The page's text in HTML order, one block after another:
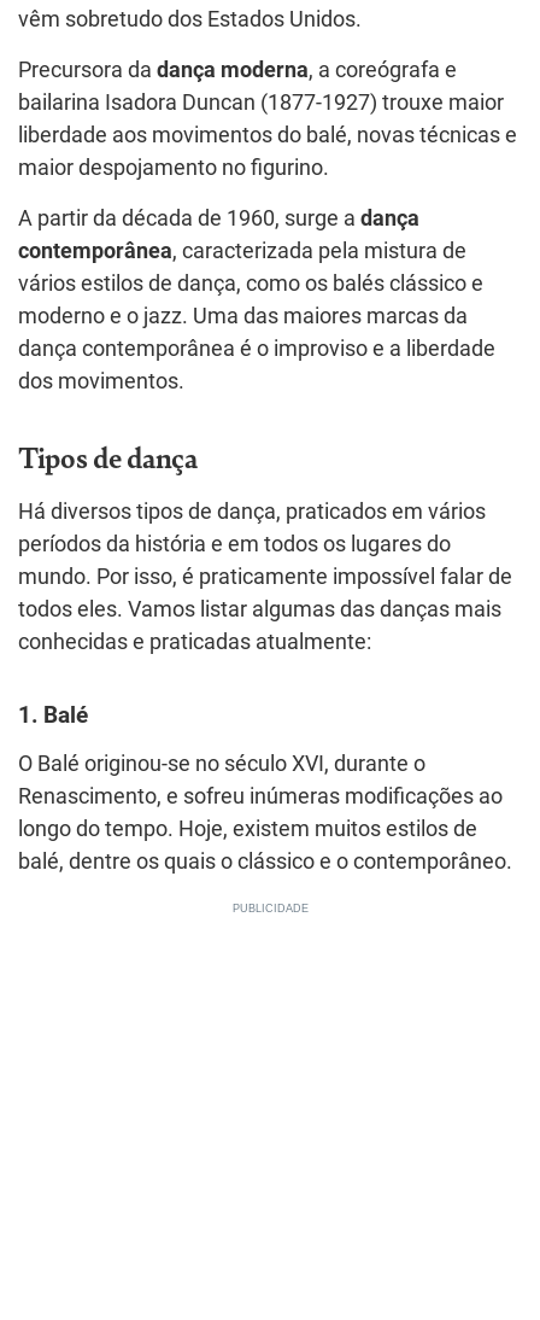
vêm sobretudo dos Estados Unidos.
Precursora da dança moderna, a coreógrafa e
bailarina Isadora Duncan (1877-1927) trouxe maior
liberdade aos movimentos do balé, novas técnicas e
maior despojamento no figurino.
A partir da década de 1960, surge a dança
contemporânea, caracterizada pela mistura de
vários estilos de dança, como os balés clássico e
moderno e o jazz. Uma das maiores marcas da
dança contemporânea é o improviso e a liberdade
dos movimentos.
Tipos de dança
Há diversos tipos de dança, praticados em vários
períodos da história e em todos os lugares do
mundo. Por isso, é praticamente impossível falar de
todos eles. Vamos listar algumas das danças mais
conhecidas e praticadas atualmente:
1. Balé
O Balé originou-se no século XVI, durante o
Renascimento, e sofreu inúmeras modificações ao
longo do tempo. Hoje, existem muitos estilos de
balé, dentre os quais o clássico e o contemporâneo.